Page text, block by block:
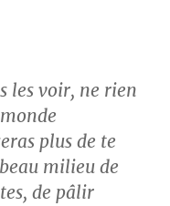
les voir, ne rien
plus de te
milieu de
de pâlir